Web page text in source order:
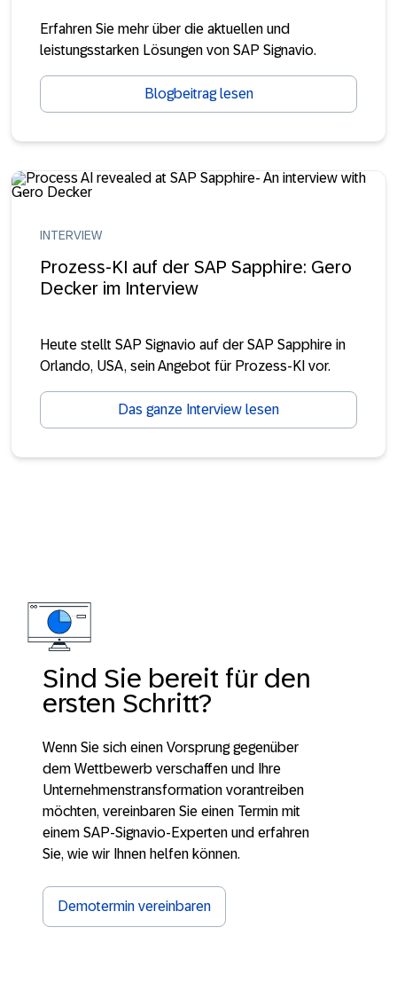
Erfahren Sie mehr über die aktuellen und
leistungsstarken Lösungen von SAP Signavio.
Blogbeitrag lesen
INTERVIEW
Prozess-KI auf der SAP Sapphire: Gero
Decker im Interview
Heute stellt SAP Signavio auf der SAP Sapphire in
Orlando, USA, sein Angebot für Prozess-KI vor.
Das ganze Interview lesen
Sind Sie bereit für den
ersten Schritt?
Wenn Sie sich einen Vorsprung gegenüber
dem Wettbewerb verschaffen und Ihre
Unternehmenstransformation vorantreiben
möchten, vereinbaren Sie einen Termin mit
einem SAP-Signavio-Experten und erfahren
Sie, wie wir Ihnen helfen können.
Demotermin vereinbaren